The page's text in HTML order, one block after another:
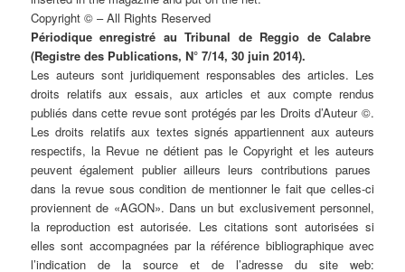
Copyright © – All Rights Reserved
Périodique enregistré au Tribunal de Reggio de Calabre
(Registre des Publications, N° 7/14, 30 juin 2014).
Les auteurs sont juridiquement responsables des articles. Les
droits relatifs aux essais, aux articles et aux compte rendus
publiés dans cette revue sont protégés par les Droits d’Auteur ©.
Les droits relatifs aux textes signés appartiennent aux auteurs
respectifs, la Revue ne détient pas le Copyright et les auteurs
peuvent également publier ailleurs leurs contributions parues
dans la revue sous condition de mentionner le fait que celles-ci
proviennent de «AGON». Dans un but exclusivement personnel,
la reproduction est autorisée. Les citations sont autorisées si
elles sont accompagnées par la référence bibliographique avec
l’indication de la source et de l’adresse du site web: